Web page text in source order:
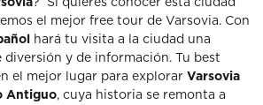
? Si quieres conocer está ciudad
el mejor free tour de Varsovia. Con
hará tu visita a la ciudad una
diversión y de información. Tu best
el mejor lugar para explorar Varsovia
Antiguo, cuya historia se remonta a